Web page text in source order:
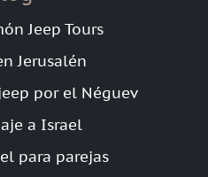
Jeep Tours
Jerusalén
por el Néguev
a Israel
para parejas